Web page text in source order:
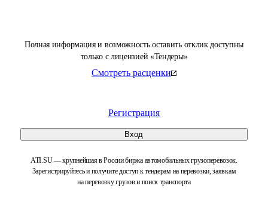
Полная информация и возможность оставить отклик доступны
только с лицензией «Тендеры»
Смотреть расценки
Регистрация
Вход
ATI.SU — крупнейшая в России биржа автомобильных грузоперевозок.
Зарегистрируйтесь и получите доступ к тендерам на перевозки, заявкам
на перевозку грузов и поиск транспорта